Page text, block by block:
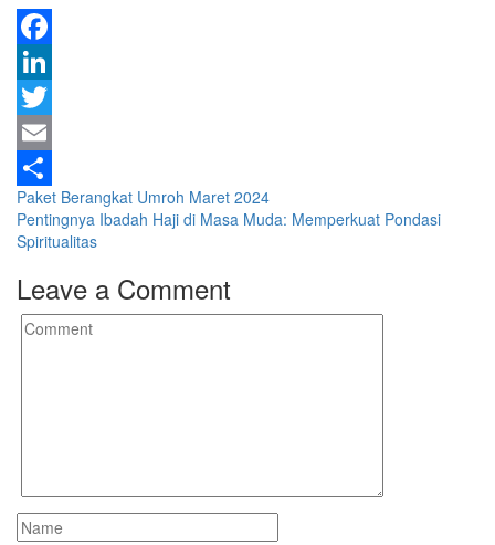
Facebook
LinkedIn
Twitter
Email
Share
Post
navigation
Paket Berangkat Umroh Maret 2024
Pentingnya Ibadah Haji di Masa Muda: Memperkuat Pondasi
Spiritualitas
Leave a Comment